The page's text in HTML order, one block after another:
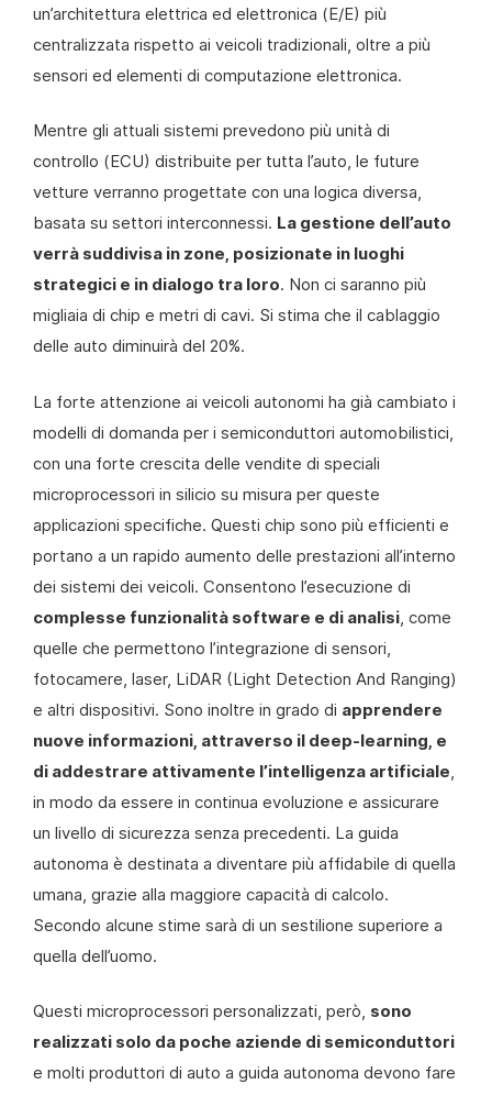
un’architettura elettrica ed elettronica (E/E) più
centralizzata rispetto ai veicoli tradizionali, oltre a più
sensori ed elementi di computazione elettronica.
Mentre gli attuali sistemi prevedono più unità di
controllo (ECU) distribuite per tutta l’auto, le future
vetture verranno progettate con una logica diversa,
basata su settori interconnessi. La gestione dell’auto
verrà suddivisa in zone, posizionate in luoghi
strategici e in dialogo tra loro. Non ci saranno più
migliaia di chip e metri di cavi. Si stima che il cablaggio
delle auto diminuirà del 20%.
La forte attenzione ai veicoli autonomi ha già cambiato i
modelli di domanda per i semiconduttori automobilistici,
con una forte crescita delle vendite di speciali
microprocessori in silicio su misura per queste
applicazioni specifiche. Questi chip sono più efficienti e
portano a un rapido aumento delle prestazioni all’interno
dei sistemi dei veicoli. Consentono l’esecuzione di
complesse funzionalità software e di analisi, come
quelle che permettono l’integrazione di sensori,
fotocamere, laser, LiDAR (Light Detection And Ranging)
e altri dispositivi. Sono inoltre in grado di apprendere
nuove informazioni, attraverso il deep-learning, e
di addestrare attivamente l’intelligenza artificiale,
in modo da essere in continua evoluzione e assicurare
un livello di sicurezza senza precedenti. La guida
autonoma è destinata a diventare più affidabile di quella
umana, grazie alla maggiore capacità di calcolo.
Secondo alcune stime sarà di un sestilione superiore a
quella dell’uomo.
Questi microprocessori personalizzati, però, sono
realizzati solo da poche aziende di semiconduttori
e molti produttori di auto a guida autonoma devono fare